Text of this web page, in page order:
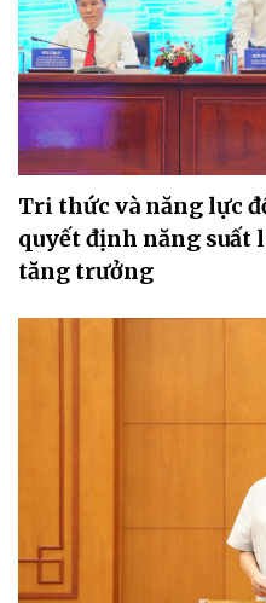
Tri thức và năng lực
quyết định năng suất
tăng trưởng